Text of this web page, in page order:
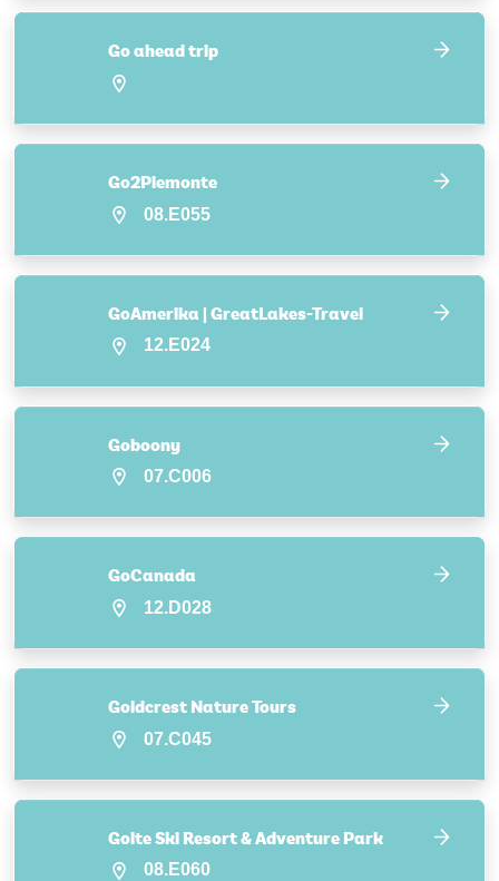
Go ahead trip
Go2Piemonte
08.E055
GoAmerika | GreatLakes-Travel
12.E024
Goboony
07.C006
GoCanada
12.D028
Goldcrest Nature Tours
07.C045
Golte Ski Resort & Adventure Park
08.E060